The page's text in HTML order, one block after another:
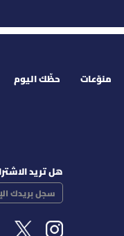
منوّعات حظّك اليوم
هل تريد